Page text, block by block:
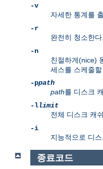
-v
자세한 통계를
-r
완전히 청소한
-n
친절하게(nice)
세스를 스케줄할
-ppath
path를 디스크
-llimit
전체 디스크 캐
-i
지능적으로 디
종료코드